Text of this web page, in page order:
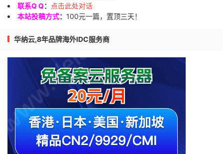
联系Q Q：
点击此处对话
本站投稿方式： 100元一篇，置顶三天！
华纳云,8年品牌海外IDC服务商